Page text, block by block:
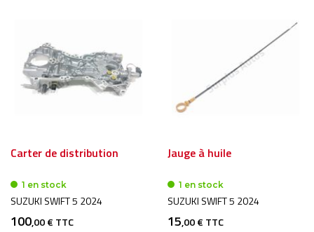
Carter de distribution
1 en stock
SUZUKI SWIFT 5 2024
100,00 € TTC
Jauge à huile
1 en stock
SUZUKI SWIFT 5 2024
15,00 € TTC